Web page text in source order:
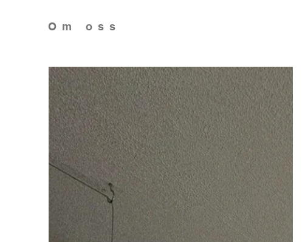
Om oss